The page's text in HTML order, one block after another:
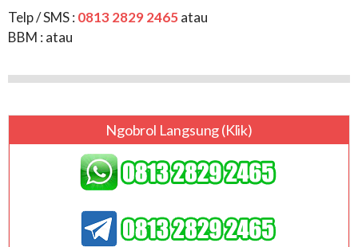
Telp / SMS : 0813 2829 2465atau
BBM : atau
Ngobrol Langsung (klik)